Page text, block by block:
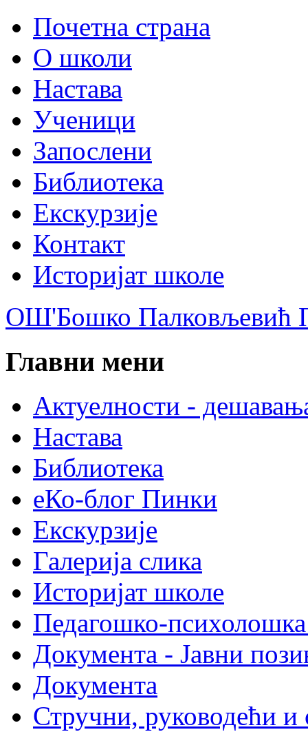
Почетна страна
О школи
Настава
Ученици
Запослени
Библиотека
Екскурзије
Контакт
Историјат школе
ОШ'Бошко Палковљевић
Главни мени
Актуелности -
Настава
Библиотека
еКо-блог Пинки
Екскурзије
Галерија слика
Историјат школе
Педагошко-психолошка
Документа - Јавни
Документа
Стручни, руководећи и